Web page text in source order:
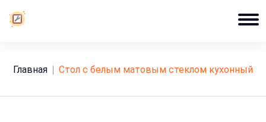
Главная стол с белым матовым стеклом кухонный